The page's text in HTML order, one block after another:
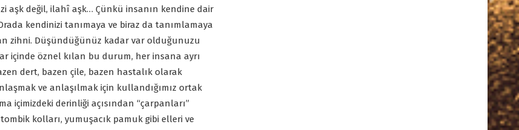
aşk değil, ilahî aşk… Çünkü insanın kendine dair
kendinizi tanımaya ve biraz da tanımlamaya
zihni. Düşündüğünüz kadar var olduğunuzu
içinde öznel kılan bu durum, her insana ayrı
dert, bazen çile, bazen hastalık olarak
ve anlaşılmak için kullandığımız ortak
içimizdeki derinliği açısından “çarpanları”
kolları, yumuşacık pamuk gibi elleri ve